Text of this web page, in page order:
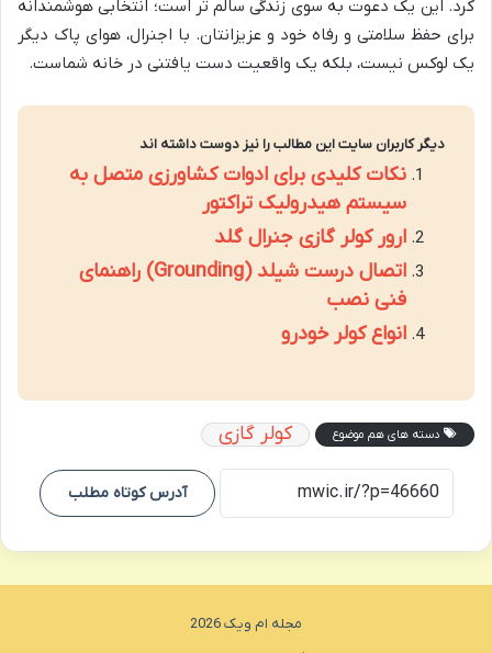
کرد. این یک دعوت به سوی زندگی سالم تر است؛ انتخابی هوشمندانه
برای حفظ سلامتی و رفاه خود و عزیزانتان. با اجنرال، هوای پاک دیگر
یک لوکس نیست، بلکه یک واقعیت دست یافتنی در خانه شماست.
دیگر کاربران سایت این مطالب را نیز دوست داشته اند
نکات کلیدی برای ادوات کشاورزی متصل به
سیستم هیدرولیک تراکتور
ارور کولر گازی جنرال گلد
اتصال درست شیلد (Grounding) راهنمای
فنی نصب
انواع کولر خودرو
دسته های هم موضوع کولر گازی
آدرس کوتاه مطلب
مجله ام ویک 2026